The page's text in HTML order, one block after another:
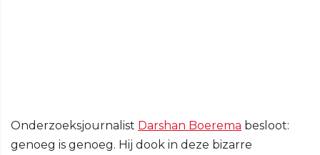
Onderzoeksjournalist Darshan Boerema besloot:
genoeg is genoeg. Hij dook in deze bizarre